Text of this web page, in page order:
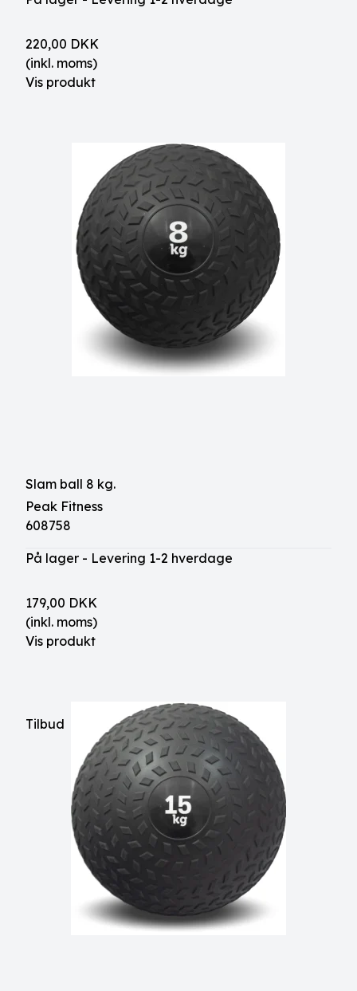
220,00 DKK
(inkl. moms)
Vis produkt
Slam ball 8 kg.
Peak Fitness
608758
På lager - Levering 1-2 hverdage
179,00 DKK
(inkl. moms)
Vis produkt
Tilbud